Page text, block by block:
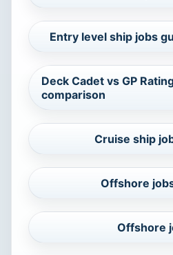
Entry level ship jobs
Deck Cadet vs GP
comparison
Cruise ship
Offshore
Offshore